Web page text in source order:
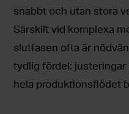
snabbt och utan stora
Särskilt vid komplexa
slutfasen ofta är
tydlig fördel:
hela produktionsflödet